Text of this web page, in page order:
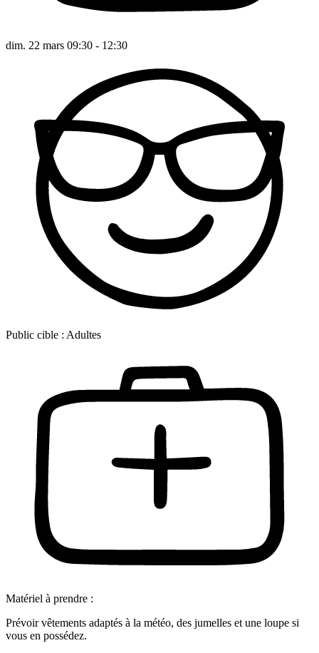
dim. 22 mars 09:30 - 12:30
Public cible : Adultes
Matériel à prendre :
Prévoir vêtements adaptés à la météo, des jumelles et une loupe si
vous en possédez.